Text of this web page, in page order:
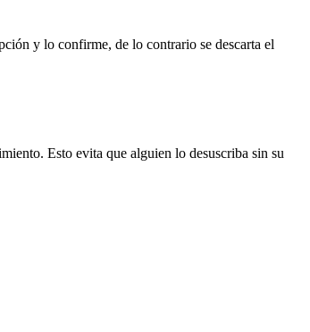
y lo confirme, de lo contrario se descarta el
Esto evita que alguien lo desuscriba sin su